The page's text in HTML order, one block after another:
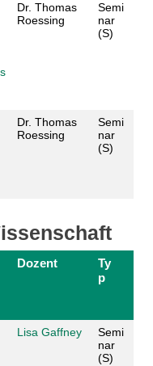
Dr. Thomas
Roessing
Semi
nar
(S)
Dr. Thomas
Roessing
Semi
nar
(S)
Dozent
Ty
p
Lisa Gaffney
Semi
nar
(S)